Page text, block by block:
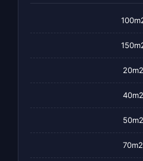
20m2
40m2
50m2
70m2